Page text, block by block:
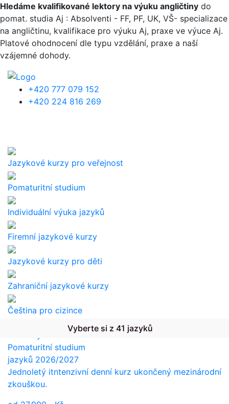
Přejít k hlavnímu obsahu
Hledáme kvalifikované lektory na výuku angličtiny do
pomat. studia Aj : Absolventi - FF, PF, UK, VŠ- specializace
na angličtinu, kvalifikace pro výuku Aj, praxe ve výuce Aj.
Platové ohodnocení dle typu vzdělání, praxe a naší
vzájemné dohody.
+420 777 079 152
+420 224 816 269
Jazykové kurzy pro veřejnost
Pomaturitní studium
Individuální výuka jazyků
Firemní jazykové kurzy
Jazykové kurzy pro děti
Zahraniční jazykové kurzy
Čeština pro cizince
Překlady a tlumočení
Vyberte si z 41 jazyků
Pomaturitní studium
jazyků 2026/2027
Jednoletý itntenzivní denní kurz ukončený mezinárodní
zkouškou.